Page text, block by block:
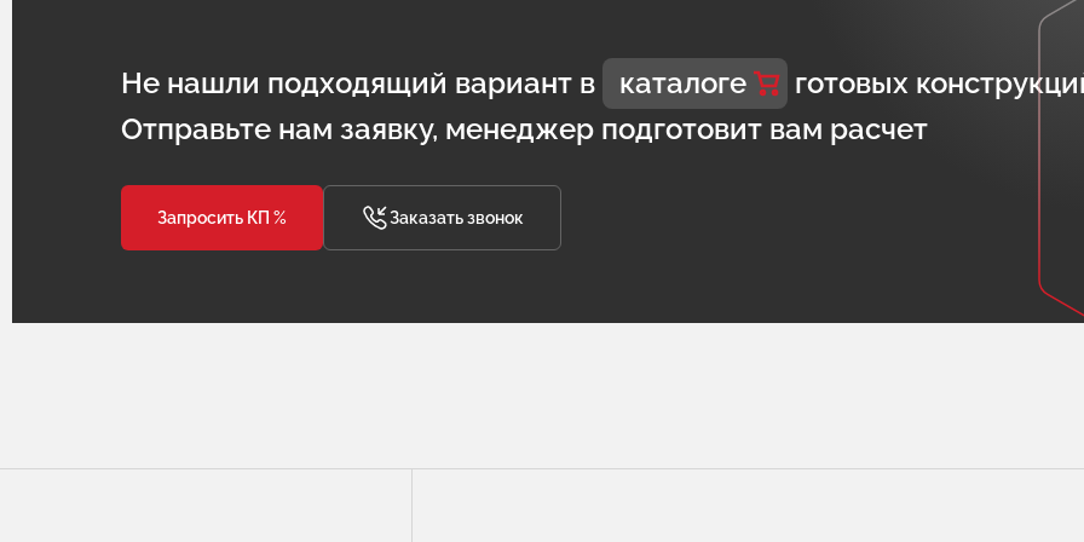
Не нашли подходящий вариант в каталоге
готовых
Отправьте нам заявку, менеджер подготовит вам расчет
Запросить КП % Заказать звонок